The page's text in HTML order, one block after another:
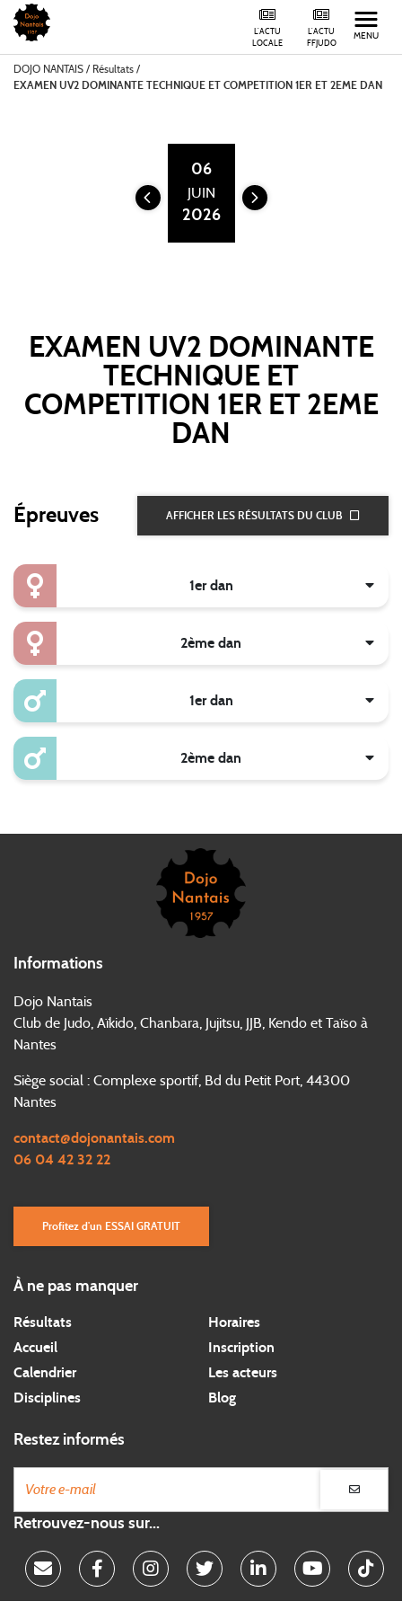
L'ACTU
FFJUDO
L'ACTU
LOCALE
MENU
DOJO NANTAIS / Résultats /
EXAMEN UV2 DOMINANTE TECHNIQUE ET COMPETITION 1ER ET 2EME DAN
06
JUIN
2026
EXAMEN UV2 DOMINANTE
TECHNIQUE ET
COMPETITION 1ER ET 2EME
DAN
Épreuves AFFICHER LES RÉSULTATS DU CLUB
1er dan
2ème dan
1er dan
2ème dan
Informations
Dojo Nantais
Club de Judo, Aïkido, Chanbara, Jujitsu, JJB, Kendo et Taïso à
Nantes
Siège social : Complexe sportif, Bd du Petit Port, 44300
Nantes
contact@dojonantais.com
06 04 42 32 22
Profitez d'un ESSAI GRATUIT
À ne pas manquer
Résultats
Accueil
Calendrier
Disciplines
Horaires
Inscription
Les acteurs
Blog
Restez informés
Retrouvez-nous sur...